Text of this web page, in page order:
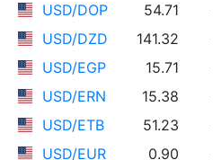
USD/DOP
54.71
USD/DZD
141.32
USD/EGP
15.71
USD/ERN
15.38
USD/ETB
51.23
USD/EUR
0.90